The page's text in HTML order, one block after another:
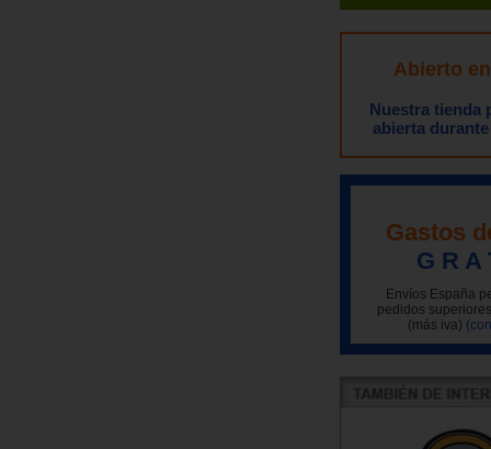
Abierto
Nuestra tienda
abierta
Gastos
G R A
Envíos España
pedidos
(más iva)